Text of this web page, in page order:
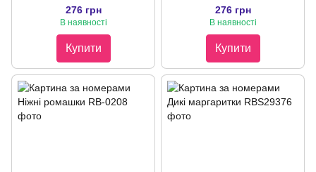
276 грн
В наявності
Купити
276 грн
В наявності
Купити